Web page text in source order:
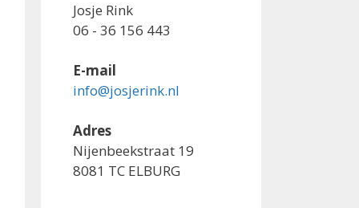
Josje Rink
06 - 36 156 443
E-mail
info@josjerink.nl
Adres
Nijenbeekstraat 19
8081 TC ELBURG